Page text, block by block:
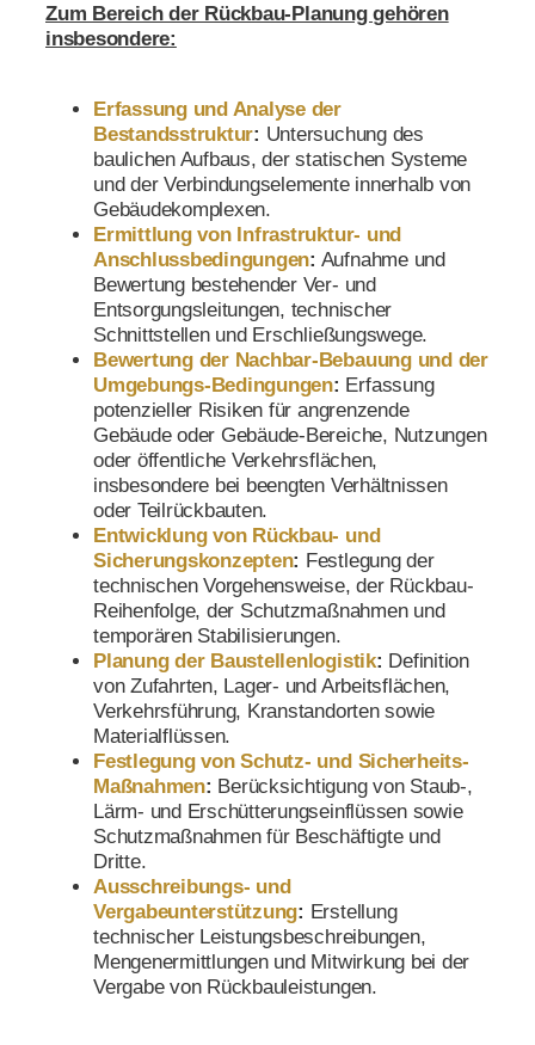
Zum Bereich der Rückbau-Planung gehören
insbesondere:
Erfassung und Analyse der
Bestandsstruktur: Untersuchung des
baulichen Aufbaus, der statischen Systeme
und der Verbindungselemente innerhalb von
Gebäudekomplexen.
Ermittlung von Infrastruktur- und
Anschlussbedingungen: Aufnahme und
Bewertung bestehender Ver- und
Entsorgungsleitungen, technischer
Schnittstellen und Erschließungswege.
Bewertung der Nachbar-Bebauung und der
Umgebungs-Bedingungen: Erfassung
potenzieller Risiken für angrenzende
Gebäude oder Gebäude-Bereiche, Nutzungen
oder öffentliche Verkehrsflächen,
insbesondere bei beengten Verhältnissen
oder Teilrückbauten.
Entwicklung von Rückbau- und
Sicherungskonzepten: Festlegung der
technischen Vorgehensweise, der Rückbau-
Reihenfolge, der Schutzmaßnahmen und
temporären Stabilisierungen.
Planung der Baustellenlogistik: Definition
von Zufahrten, Lager- und Arbeitsflächen,
Verkehrsführung, Kranstandorten sowie
Materialflüssen.
Festlegung von Schutz- und Sicherheits-
Maßnahmen: Berücksichtigung von Staub-,
Lärm- und Erschütterungseinflüssen sowie
Schutzmaßnahmen für Beschäftigte und
Dritte.
Ausschreibungs- und
Vergabeunterstützung: Erstellung
technischer Leistungsbeschreibungen,
Mengenermittlungen und Mitwirkung bei der
Vergabe von Rückbauleistungen.